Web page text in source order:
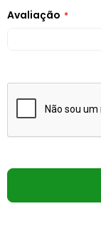
Avaliação